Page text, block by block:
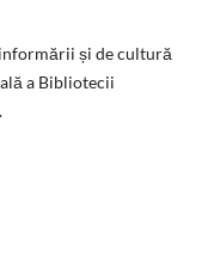
și de cultură
a Bibliotecii